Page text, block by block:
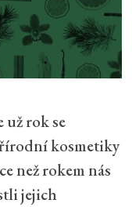
už rok se
kosmetiky
než rokem nás
jejich